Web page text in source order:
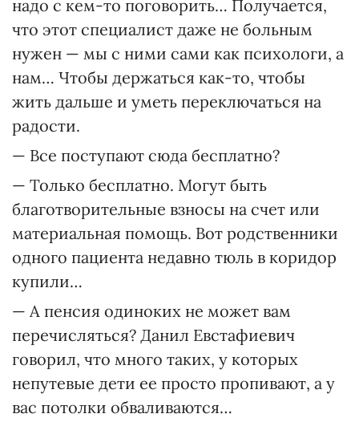
надо с кем-то поговорить… Получается,
что этот специалист даже не больным
нужен — мы с ними сами как психологи, а
нам… Чтобы держаться как-то, чтобы
жить дальше и уметь переключаться на
радости.
— Все поступают сюда бесплатно?
— Только бесплатно. Могут быть
благотворительные взносы на счет или
материальная помощь. Вот родственники
одного пациента недавно тюль в коридор
купили…
— А пенсия одиноких не может вам
перечисляться? Данил Евстафиевич
говорил, что много таких, у которых
непутевые дети ее просто пропивают, а у
вас потолки обваливаются…